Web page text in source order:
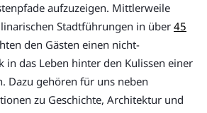
aufzuzeigen. Mittlerweile
Stadtführungen in über 45
den Gästen einen nicht-
in das Leben hinter den Kulissen einer
Dazu gehören für uns neben
zu Geschichte, Architektur und